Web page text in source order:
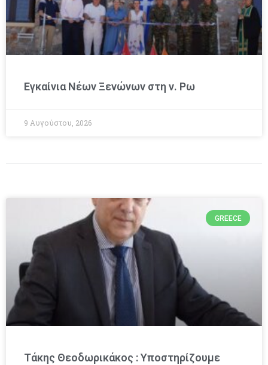
Εγκαίνια Νέων Ξενώνων στη ν. Ρω
9 Αυγούστου, 2026
GREECE
Τάκης Θεοδωρικάκος : Υποστηρίζουμε